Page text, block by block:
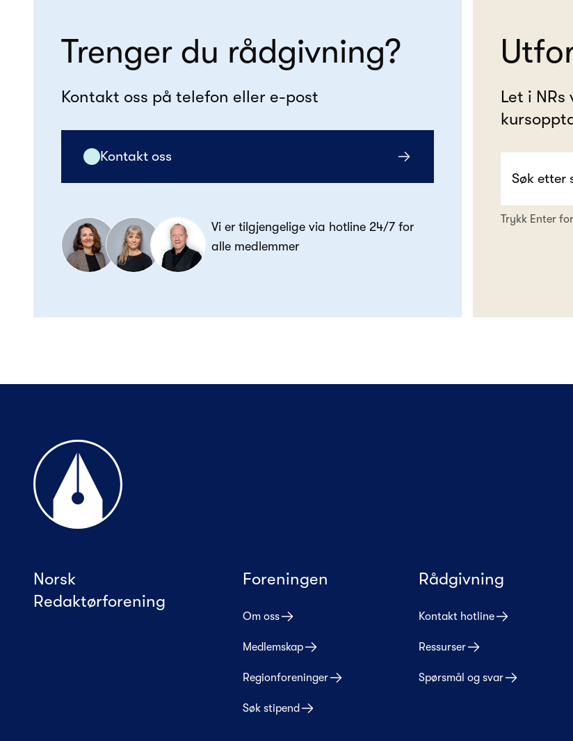
Trenger du rådgivning?
Kontakt oss på telefon eller e-post
Kontakt oss
Vi er tilgjengelige via hotline 24/7 for
alle medlemmer
Let i
Trykk Enter
Til forsiden
Norsk
Redaktørforening
Foreningen
Om oss
Medlemskap
Regionforeninger
Søk stipend
Rådgivning
Kontakt hotline
Ressurser
Spørsmål og svar